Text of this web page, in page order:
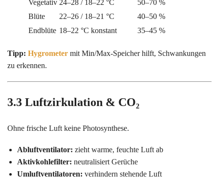
Vegetativ 24–28 / 18–22 °C
50–70 %
Blüte
22–26 / 18–21 °C
40–50 %
Endblüte 18–22 °C konstant 35–45 %
Tipp: Hygrometer mit Min/Max-Speicher hilft, Schwankungen
zu erkennen.
3.3 Luftzirkulation & CO₂
Ohne frische Luft keine Photosynthese.
Abluftventilator: zieht warme, feuchte Luft ab
Aktivkohlefilter: neutralisiert Gerüche
Umluftventilatoren: verhindern stehende Luft